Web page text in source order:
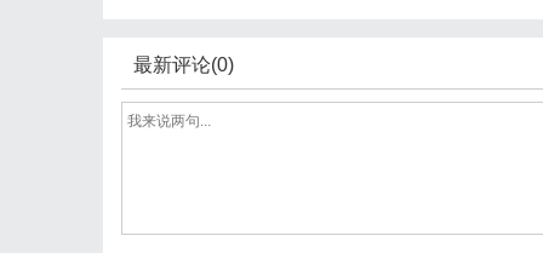
最新评论(0)